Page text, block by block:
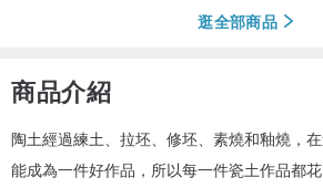
逛全部商品
商品介紹
陶土經過練土、拉坯、修坯、素燒和釉燒，
能成為一件好作品，所以每一件瓷土作品都